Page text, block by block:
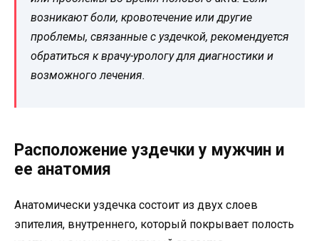
возникают боли, кровотечение или другие
проблемы, связанные с уздечкой, рекомендуется
обратиться к врачу-урологу для диагностики и
возможного лечения.
Расположение уздечки у мужчин и
ее анатомия
Анатомически уздечка состоит из двух слоев
эпителия, внутреннего, который покрывает полость